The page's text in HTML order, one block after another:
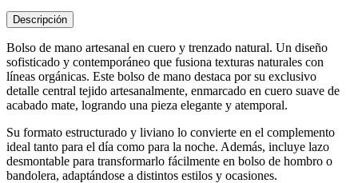
Descripción
Bolso de mano artesanal en cuero y trenzado natural. Un diseño
sofisticado y contemporáneo que fusiona texturas naturales con
líneas orgánicas. Este bolso de mano destaca por su exclusivo
detalle central tejido artesanalmente, enmarcado en cuero suave de
acabado mate, logrando una pieza elegante y atemporal.
Su formato estructurado y liviano lo convierte en el complemento
ideal tanto para el día como para la noche. Además, incluye lazo
desmontable para transformarlo fácilmente en bolso de hombro o
bandolera, adaptándose a distintos estilos y ocasiones.